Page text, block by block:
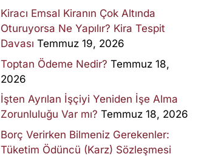
Kiracı Emsal Kiranın Çok Altında
Oturuyorsa Ne Yapılır? Kira Tespit
Davası Temmuz 19, 2026
Toptan Ödeme Nedir? Temmuz 18,
2026
İşten Ayrılan İşçiyi Yeniden İşe Alma
Zorunluluğu Var mı? Temmuz 18, 2026
Borç Verirken Bilmeniz Gerekenler:
Tüketim Ödüncü (Karz) Sözleşmesi